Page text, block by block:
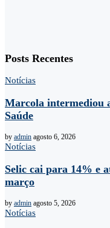
Posts Recentes
Notícias
Marcola intermediou
Saúde
by admin agosto 6, 2026
Notícias
Selic cai para 14% e
março
by admin agosto 5, 2026
Notícias